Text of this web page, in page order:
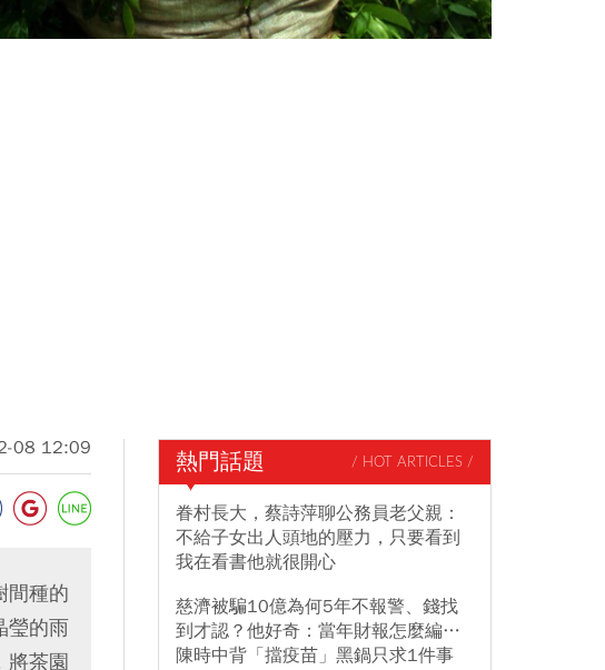
08 12:09
間種的
瑩的雨
將茶園
熱門話題 / HOT ARTICLES /
眷村長大，蔡詩萍聊公務員老父親：
不給子女出人頭地的壓力，只要看到
我在看書他就很開心
慈濟被騙10億為何5年不報警、錢找
到才認？他好奇：當年財報怎麼編…
陳時中背「擋疫苗」黑鍋只求1件事